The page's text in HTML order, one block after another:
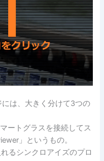
は、大きく分けて3つの
ートグラスを接続してス
」というもの。
るシンクロアイズのプロ